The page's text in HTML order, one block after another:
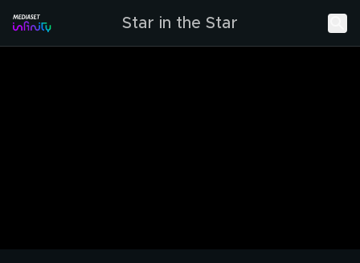
Star in the Star